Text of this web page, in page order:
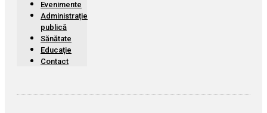
Evenimente
Administrație
publică
Sănătate
Educaţie
Contact